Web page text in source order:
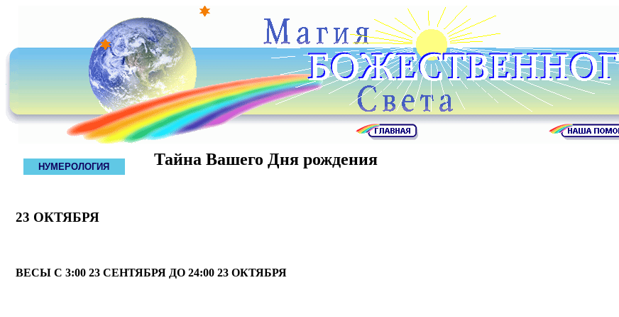
НУМЕРОЛОГИЯ Тайна Вашего Дня рождения
23 ОКТЯБРЯ
ВЕСЫ С 3:00 23 СЕНТЯБРЯ ДО 24:00 23 ОКТЯБРЯ